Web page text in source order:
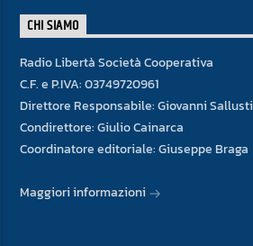
CHI SIAMO
Radio Libertà Società Cooperativa
C.F. e P.IVA: 03749720961
Direttore Responsabile: Giovanni Sallusti
Condirettore: Giulio Cainarca
Coordinatore editoriale: Giuseppe Braga
Maggiori informazioni